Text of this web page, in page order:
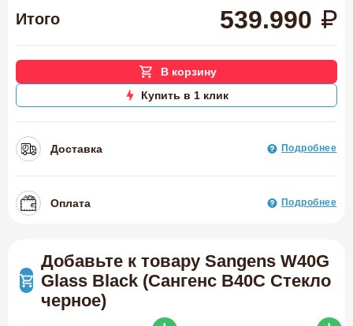
Итого 539.990
В корзину
Купить в 1 клик
Доставка Подробнее
Оплата Подробнее
Добавьте к товару Sangens W40G
Glass Black (Сангенс В40С Стекло
черное)